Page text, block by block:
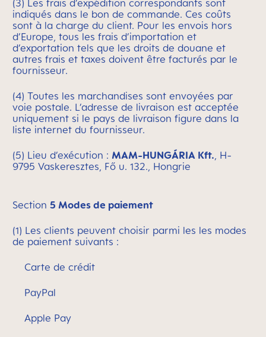
(3) Les frais d’expédition correspondants sont
indiqués dans le bon de commande. Ces coûts
sont à la charge du client. Pour les envois hors
d’Europe, tous les frais d’importation et
d’exportation tels que les droits de douane et
autres frais et taxes doivent être facturés par le
fournisseur.
(4) Toutes les marchandises sont envoyées par
voie postale. L’adresse de livraison est acceptée
uniquement si le pays de livraison figure dans la
liste internet du fournisseur.
(5) Lieu d’exécution : MAM-HUNGÁRIA Kft., H-
9795 Vaskeresztes, Fő u. 132., Hongrie
Section 5 Modes de paiement
(1) Les clients peuvent choisir parmi les les modes
de paiement suivants :
Carte de crédit
PayPal
Apple Pay